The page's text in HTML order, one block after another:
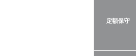
定額保守